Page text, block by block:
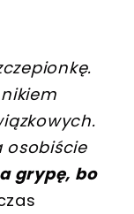
osobiście
grypę, bo